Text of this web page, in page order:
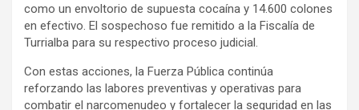
como un envoltorio de supuesta cocaína y 14.600 colones
en efectivo. El sospechoso fue remitido a la Fiscalía de
Turrialba para su respectivo proceso judicial.
Con estas acciones, la Fuerza Pública continúa
reforzando las labores preventivas y operativas para
combatir el narcomenudeo y fortalecer la seguridad en las